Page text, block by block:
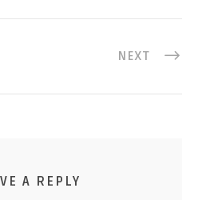
NEXT
A REPLY